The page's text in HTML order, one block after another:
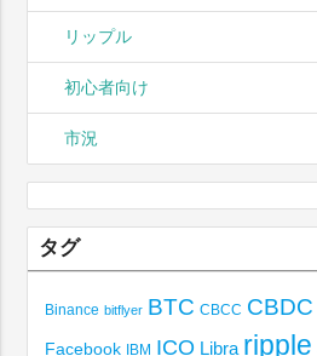
リップル
初心者向け
市況
タグ
Binance bitflyer BTC CBCC CBDC
Facebook IBM ICO Libra ripple